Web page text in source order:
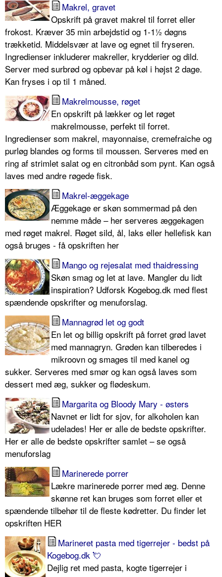
Makrel, gravet
Opskrift på gravet makrel til forret eller
frokost. Kræver 35 min arbejdstid og 1-1½ døgns
trækketid. Middelsvær at lave og egnet til fryseren.
Ingredienser inkluderer makreller, krydderier og dild.
Server med surbrød og opbevar på køl i højst 2 dage.
Kan fryses i op til 1 måned.
Makrelmousse, røget
En opskrift på lækker og let røget
makrelmousse, perfekt til forret.
Ingredienser som makrel, mayonnaise, cremefraiche og
purløg blandes og forms til moussen. Serveres med en
ring af strimlet salat og en citronbåd som pynt. Kan også
laves med andre røgede fisk.
Makrel-æggekage
Æggekage er skøn sommermad på den
nemme måde – her serveres æggekagen
med røget makrel. Røget sild, ål, laks eller hellefisk kan
også bruges - få opskriften her
Mango og rejesalat med thaidressing
Skøn smag og let at lave. Mangler du lidt
inspiration? Udforsk Kogebog.dk med flest
spændende opskrifter og menuforslag.
Mannagrød let og godt
En let og billig opskrift på forret grød lavet
med mannagryn. Grøden kan tilberedes i
mikroovn og smages til med kanel og
sukker. Serveres med smør og kan også laves som
dessert med æg, sukker og flødeskum.
Margarita og Bloody Mary - østers
Navnet er lidt for sjov, for alkoholen kan
udelades! Her er alle de bedste opskrifter.
Her er alle de bedste opskrifter samlet – se også
menuforslag
Marinerede porrer
Lækre marinerede porrer med æg. Denne
skønne ret kan bruges som forret eller et
spændende tilbehør til de fleste kødretter. Du finder let
opskriften HER
Marineret pasta med tigerrejer - bedst på
Kogebog.dk 💘
Dejlig ret med pasta, kogte tigerrejer i